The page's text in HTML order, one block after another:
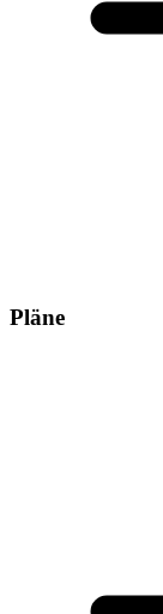
Pläne